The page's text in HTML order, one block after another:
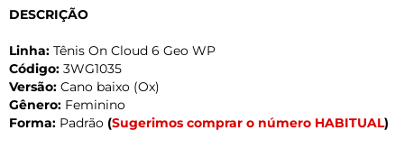
DESCRIÇÃO
Linha: Tênis On Cloud 6 Geo WP
Código: 3WG1035
Versão: Cano baixo (Ox)
Gênero: Feminino
Forma: Padrão (Sugerimos comprar o número HABITUAL)